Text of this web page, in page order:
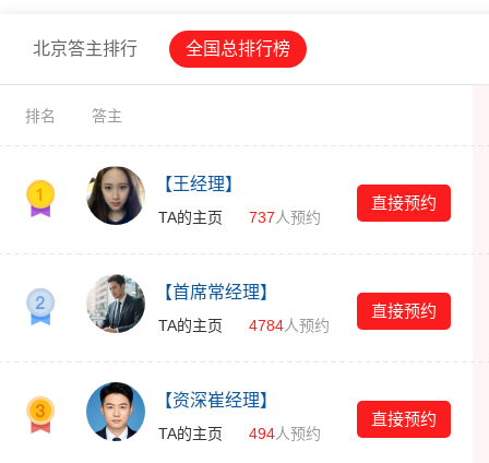
北京答主排行 全国总排行榜
排名 答主
【王经理】
TA的主页 737 人预约
直接预约
【首席常经理】
TA的主页 4784人预约
直接预约
【资深崔经理】
TA的主页 494人预约
直接预约